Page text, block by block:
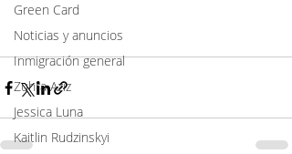
Green Card
Noticias y anuncios
Inmigración general
Zuhra Aziz
Jessica Luna
Kaitlin Rudzinskyi